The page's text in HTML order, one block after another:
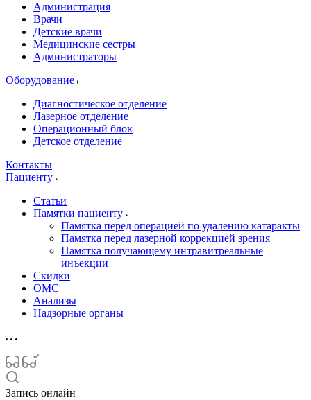
Администрация
Врачи
Детские врачи
Медицинские сестры
Администраторы
Оборудование
Диагностическое отделение
Лазерное отделение
Операционный блок
Детское отделение
Контакты
Пациенту
Статьи
Памятки пациенту
Памятка перед операцией по удалению катаракты
Памятка перед лазерной коррекцией зрения
Памятка получающему интравитреальные
инъекции
Скидки
ОМС
Анализы
Надзорные органы
Запись онлайн